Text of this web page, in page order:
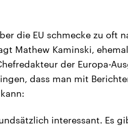
die EU schmecke zu oft
Mathew Kaminski,
der Europa-
dass man mit
interessant. Es